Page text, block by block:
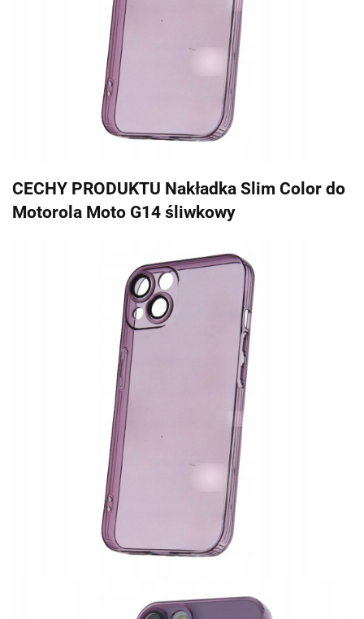
CECHY PRODUKTU Nakładka Slim Color do
Motorola Moto G14 śliwkowy